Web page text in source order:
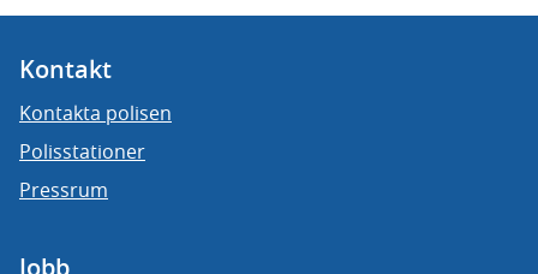
Kontakt
Kontakta polisen
Polisstationer
Pressrum
Jobb